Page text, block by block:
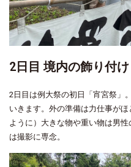
2日目 境内の飾り付け
2日目は例大祭の初日「宵宮祭」
いきます。外の準備は力仕事が
ように）大きな物や重い物は男
は撮影に専念。